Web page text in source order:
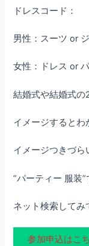
ドレスコード：
男性：スーツ or
女性：ドレス or
結婚式や結婚式の
イメージするとわ
イメージつきづら
“パーティー 服装”
ネット検索してみ
参加申込はこ